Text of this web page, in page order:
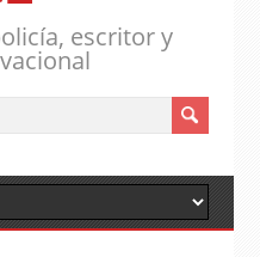
escritor y